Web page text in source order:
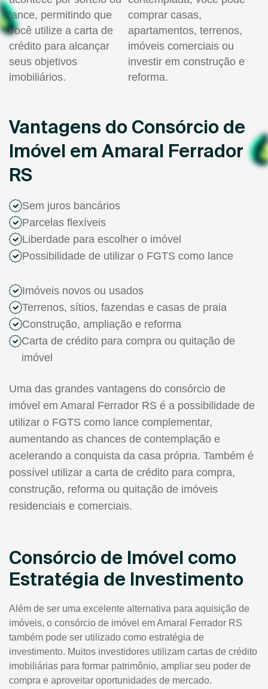
lance, permitindo que
você utilize a carta de
crédito para alcançar
seus objetivos
imobiliários.
comprar casas,
apartamentos, terrenos,
imóveis comerciais ou
investir em construção e
reforma.
Vantagens do Consórcio de
Imóvel em Amaral Ferrador
RS
Sem juros bancários
Parcelas flexíveis
Liberdade para escolher o imóvel
Possibilidade de utilizar o FGTS como lance
Imóveis novos ou usados
Terrenos, sítios, fazendas e casas de praia
Construção, ampliação e reforma
Carta de crédito para compra ou quitação de
imóvel
Uma das grandes vantagens do consórcio de
imóvel em Amaral Ferrador RS é a possibilidade de
utilizar o FGTS como lance complementar,
aumentando as chances de contemplação e
acelerando a conquista da casa própria. Também é
possível utilizar a carta de crédito para compra,
construção, reforma ou quitação de imóveis
residenciais e comerciais.
Consórcio de Imóvel como
Estratégia de Investimento
Além de ser uma excelente alternativa para aquisição de
imóveis, o consórcio de imóvel em Amaral Ferrador RS
também pode ser utilizado como estratégia de
investimento. Muitos investidores utilizam cartas de crédito
imobiliárias para formar patrimônio, ampliar seu poder de
compra e aproveitar oportunidades de mercado.